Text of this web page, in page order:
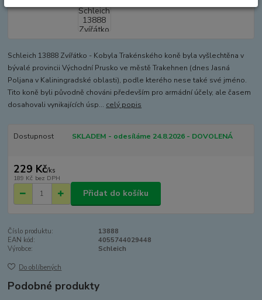
Schleich 13888 Zvířátko - Kobyla Trakénského koně byla vyšlechtěna v
bývalé provincii Východní Prusko ve městě Trakehnen (dnes Jasná
Poljana v Kaliningradské oblasti), podle kterého nese také své jméno.
Tito koně byli původně chováni především pro armádní účely, ale časem
dosahovali vynikajících úsp... celý popis
Dostupnost SKLADEM - odesíláme 24.8.2026 - DOVOLENÁ
229 Kč/ks
189 Kč bez DPH
Přidat do košíku
Číslo produktu:
13888
EAN kód:
4055744029448
Výrobce:
Schleich
Do oblíbených
Podobné produkty